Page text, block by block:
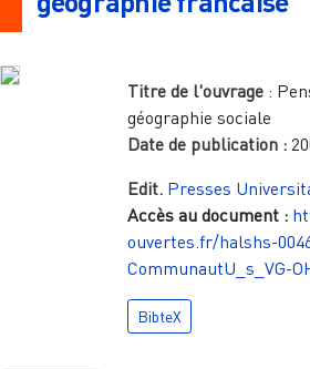
Titre de l'ouvrage :
géographie sociale
Date de publication :
Edit. Presses
Accès au document :
ouvertes.fr/halshs-
CommunautU_s_VG-
BibteX